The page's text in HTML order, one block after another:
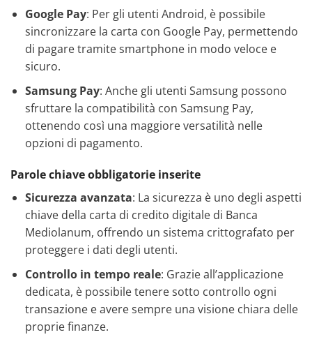
Google Pay: Per gli utenti Android, è possibile
sincronizzare la carta con Google Pay, permettendo
di pagare tramite smartphone in modo veloce e
sicuro.
Samsung Pay: Anche gli utenti Samsung possono
sfruttare la compatibilità con Samsung Pay,
ottenendo così una maggiore versatilità nelle
opzioni di pagamento.
Parole chiave obbligatorie inserite
Sicurezza avanzata: La sicurezza è uno degli aspetti
chiave della carta di credito digitale di Banca
Mediolanum, offrendo un sistema crittografato per
proteggere i dati degli utenti.
Controllo in tempo reale: Grazie all’applicazione
dedicata, è possibile tenere sotto controllo ogni
transazione e avere sempre una visione chiara delle
proprie finanze.